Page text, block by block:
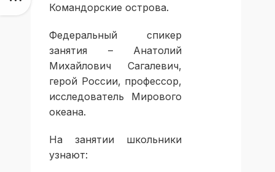
Командорские острова.
Федеральный спикер
занятия – Анатолий
Михайлович Сагалевич,
герой России, профессор,
исследователь Мирового
океана.
На занятии школьники
узнают: